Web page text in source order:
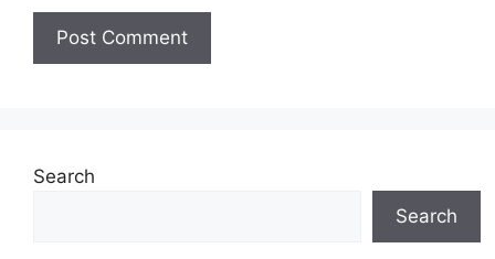
Search
Search